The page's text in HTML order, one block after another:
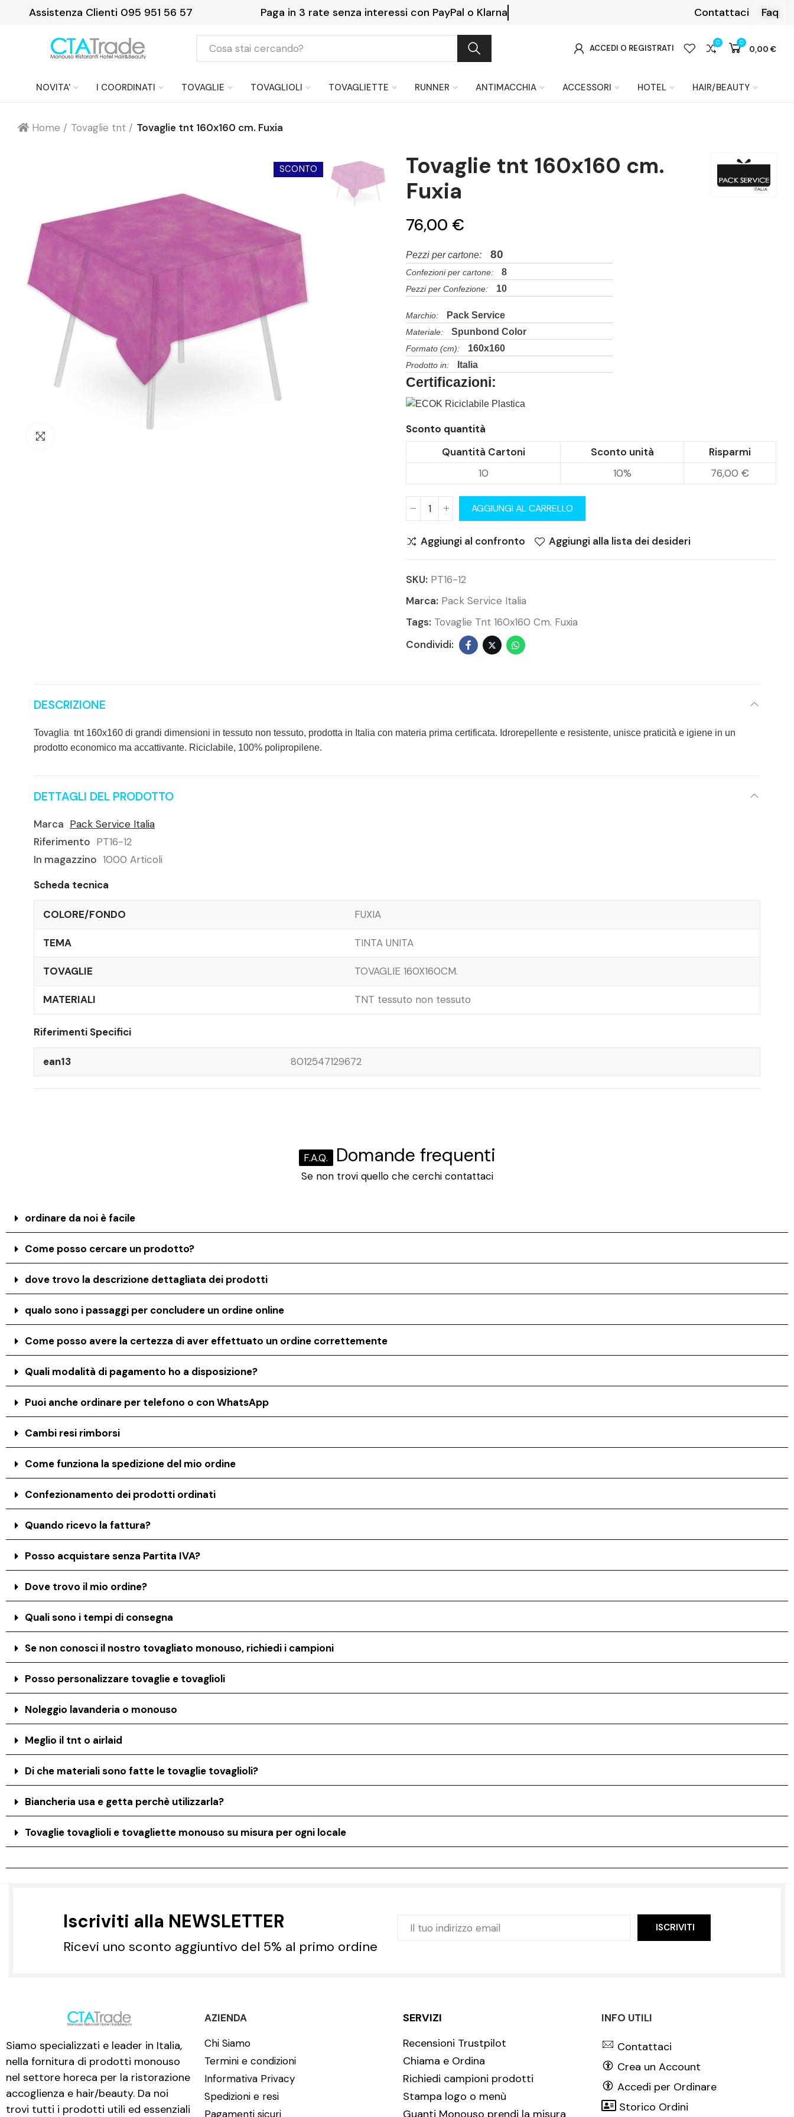
Assistenza Clienti 095 951 56 57 Paga in 3 rate senza interessi con PayPal o Klarna Contattaci Faq
ACCEDI O REGISTRATI
0 0
0,00 €
NOVITA' I COORDINATI TOVAGLIE TOVAGLIOLI TOVAGLIETTE RUNNER ANTIMACCHIA ACCESSORI HOTEL HAIR/BEAUTY
Home Tovaglie tnt Tovaglie tnt 160x160 cm. Fuxia
SCONTO
Tovaglie tnt 160x160 cm.
Fuxia
76,00 €
Pezzi per cartone: 80
Confezioni per cartone: 8
Pezzi per Confezione: 10
Marchio: Pack Service
Materiale: Spunbond Color
Formato (cm): 160x160
Prodotto in: Italia
Certificazioni:
Sconto quantità
Quantità Cartoni
Sconto unità
Risparmi
10
10% 76,00 €
AGGIUNGI AL CARRELLO
Aggiungi al confronto Aggiungi alla lista dei desideri
SKU: PT16-12
Marca: Pack Service Italia
Tags: Tovaglie Tnt 160x160 Cm. Fuxia
DESCRIZIONE
Tovaglia tnt 160x160 di grandi dimensioni in tessuto non tessuto, prodotta in Italia con materia prima certificata. Idrorepellente e resistente, unisce praticità e igiene in un
prodotto economico ma accattivante. Riciclabile, 100% polipropilene.
DETTAGLI DEL PRODOTTO
Marca Pack Service Italia
Riferimento PT16-12
In magazzino 1000 Articoli
Scheda tecnica
COLORE/FONDO FUXIA
TEMA TINTA UNITA
TOVAGLIE TOVAGLIE 160X160CM.
MATERIALI TNT tessuto non tessuto
Riferimenti Specifici
ean13 8012547129672
F.A.Q. Domande frequenti
Se non trovi quello che cerchi contattaci
ordinare da noi è facile
Come posso cercare un prodotto?
dove trovo la descrizione dettagliata dei prodotti
qualo sono i passaggi per concludere un ordine online
Come posso avere la certezza di aver effettuato un ordine correttemente
Quali modalità di pagamento ho a disposizione?
Puoi anche ordinare per telefono o con WhatsApp
Cambi resi rimborsi
Come funziona la spedizione del mio ordine
Confezionamento dei prodotti ordinati
Quando ricevo la fattura?
Posso acquistare senza Partita IVA?
Dove trovo il mio ordine?
Quali sono i tempi di consegna
Se non conosci il nostro tovagliato monouso, richiedi i campioni
Posso personalizzare tovaglie e tovaglioli
Noleggio lavanderia o monouso
Meglio il tnt o airlaid
Di che materiali sono fatte le tovaglie tovaglioli?
Biancheria usa e getta perchè utilizzarla?
Tovaglie tovaglioli e tovagliette monouso su misura per ogni locale
Iscriviti alla NEWSLETTER
Ricevi uno sconto aggiuntivo del 5% al primo ordine
ISCRIVITI
Siamo specializzati e leader in Italia,
nella fornitura di prodotti monouso
nel settore horeca per la ristorazione
accoglienza e hair/beauty. Da noi
trovi tutti i prodotti utili ed essenziali
AZIENDA
Chi Siamo
Termini e condizioni
Informativa Privacy
Spedizioni e resi
Pagamenti sicuri
SERVIZI
Recensioni Trustpilot
Chiama e Ordina
Richiedi campioni prodotti
Stampa logo o menù
INFO UTILI
Contattaci
Crea un Account
Accedi per Ordinare
Storico Ordini